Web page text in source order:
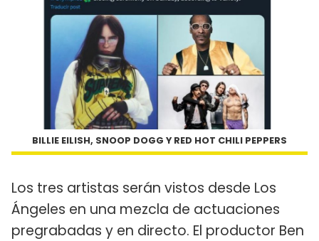
BILLIE EILISH, SNOOP DOGG Y RED HOT CHILI PEPPERS
Los tres artistas serán vistos desde Los
Ángeles en una mezcla de actuaciones
pregrabadas y en directo. El productor Ben